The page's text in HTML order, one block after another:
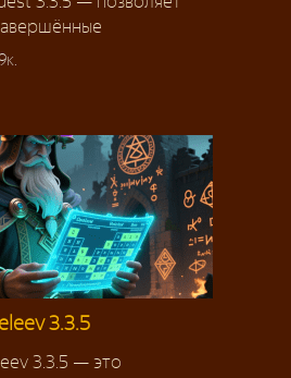
3.3.5
3.3.5 — это